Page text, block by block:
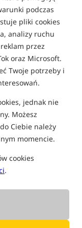
podczas
pliki cookies
analizy ruchu
przez
oraz Microsoft.
Twoje potrzeby i
jednak nie
Możesz
Ciebie należy
momencie.
cookies
.
– Prawdziwe